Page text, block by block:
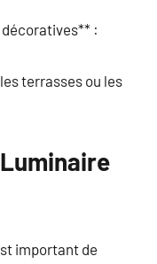
:
terrasses ou les
important de